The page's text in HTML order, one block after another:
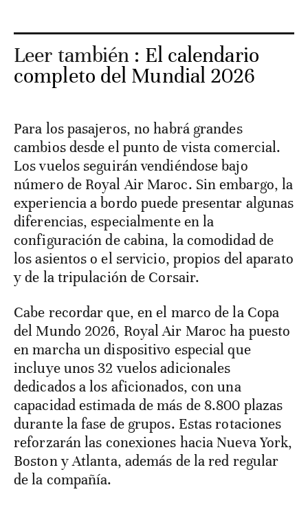
Leer también : El calendario
completo del Mundial 2026
Para los pasajeros, no habrá grandes
cambios desde el punto de vista comercial.
Los vuelos seguirán vendiéndose bajo
número de Royal Air Maroc. Sin embargo, la
experiencia a bordo puede presentar algunas
diferencias, especialmente en la
configuración de cabina, la comodidad de
los asientos o el servicio, propios del aparato
y de la tripulación de Corsair.
Cabe recordar que, en el marco de la Copa
del Mundo 2026, Royal Air Maroc ha puesto
en marcha un dispositivo especial que
incluye unos 32 vuelos adicionales
dedicados a los aficionados, con una
capacidad estimada de más de 8.800 plazas
durante la fase de grupos. Estas rotaciones
reforzarán las conexiones hacia Nueva York,
Boston y Atlanta, además de la red regular
de la compañía.